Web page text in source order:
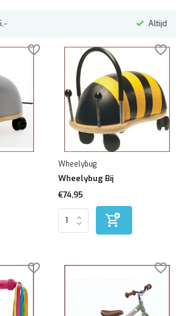
Wheelybug
Wheelybug Bij
€74,95